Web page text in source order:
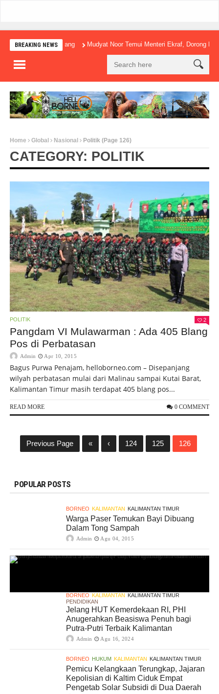
BREAKING NEWS
Membuka Ambang Mudyat Noor Temui Menteri Ekraf, Dorong
Home Global Nasional Politik (Page 126)
CATEGORY: POLITIK
POLITIK 2
Pangdam VI Mulawarman : Ada 405 Blang
Pos di Perbatasan
Admin Apr 10, 2015
Bagus Purwa Penajam, helloborneo.com – Disepanjang
wilyah perbatasan mulai dari Malinau sampai Kutai Barat,
Kalimantan Timur masih terdapat 405 blang pos...
READ MORE 0 COMMENT
Previous Page « ‹ 124 125 126
POPULAR POSTS
BORNEO KALIMANTAN KALIMANTAN TIMUR
Warga Paser Temukan Bayi Dibuang
Dalam Tong Sampah
Admin Agu 04, 2015
BORNEO KALIMANTAN KALIMANTAN TIMUR
PENDIDIKAN
Jelang HUT Kemerdekaan RI, PHI
Anugerahkan Beasiswa Penuh bagi
Putra-Putri Terbaik Kalimantan
Admin Agu 16, 2024
BORNEO HUKUM KALIMANTAN KALIMANTAN TIMUR
Pemicu Kelangkaan Terungkap, Jajaran
Kepolisian di Kaltim Ciduk Empat
Pengetab Solar Subsidi di Dua Daerah